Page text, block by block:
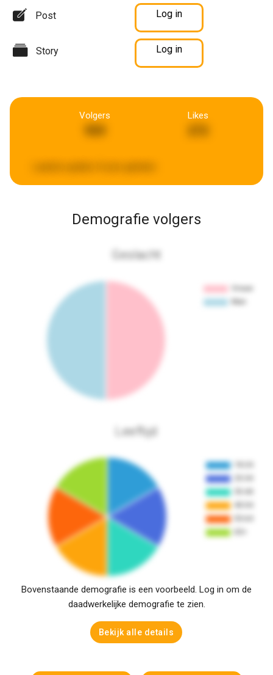
Post Log in
Story Log in
Volgers Likes
Demografie volgers
Geslacht
Leeftijd
Bovenstaande demografie is een voorbeeld. Log in om de
daadwerkelijke demografie te zien.
Bekijk alle details